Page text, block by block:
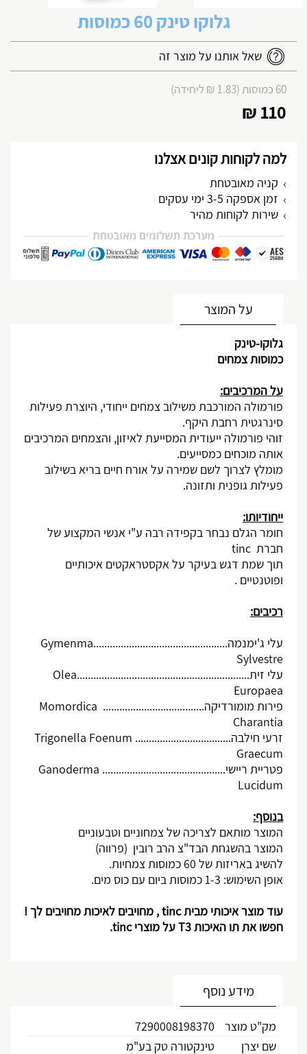
גלוקו טינק 60 כמוסות
שאל אותנו על מוצר זה
60 כמוסות (1.83 ₪ ליחידה)
110 ₪
למה לקוחות קונים אצלנו
קניה מאובטחת
זמן אספקה 3-5 ימי עסקים
שירות לקוחות מהיר
מותאם אישית
על המוצר
גלוקו-טינק
כמוסות צמחים
על המרכיבים:
פורמולה המורכבת משילוב צמחים ייחודי, היוצרת פעילות
סינרגטית רחבת היקף.
זוהי פורמולה ייעודית המסייעת לאיזון, והצמחים המרכיבים
אותה מוכחים כמסייעים.
מומלץ לצרוך לשם שמירה על אורח חיים בריא בשילוב
פעילות גופנית ותזונה.
ייחודיותו:
חומר הגלם נבחר בקפידה רבה ע"י אנשי המקצוע של
חברת tinc
תוך שמת דגש בעיקר על אקסטראקטים איכותיים
ופוטנטיים .
רכיבים:
עלי ג'ימנמה.................................................Gymenma
Sylvestre
עלי זית...............................................................Olea
Europaea
פירות מומורדיקה..................................... Momordica
Charantia
זרעי חילבה................................... Trigonella Foenum
Graecum
פטריית ריישי............................................. Ganoderma
Lucidum
בנוסף:
המוצר מותאם לצריכה של צמחוניים וטבעוניים
המוצר בהשגחת הבד"צ הרב רובין (פרווה)
להשיג באריזות של 60 כמוסות צמחיות.
אופן השימוש: 1-3 כמוסות ביום עם כוס מים.
עוד מוצר איכותי מביתtinc, מחויבים לאיכות מחויבים לך !
חפשו את תו האיכות 3 Tעל מוצריtinc
.
מידע נוסף
מק"ט מוצר
7290008198370
שם יצרן
טינקטורה טק בע"מ